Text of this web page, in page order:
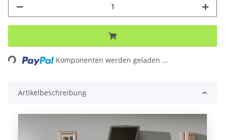
Komponenten werden geladen ...
Artikelbeschreibung